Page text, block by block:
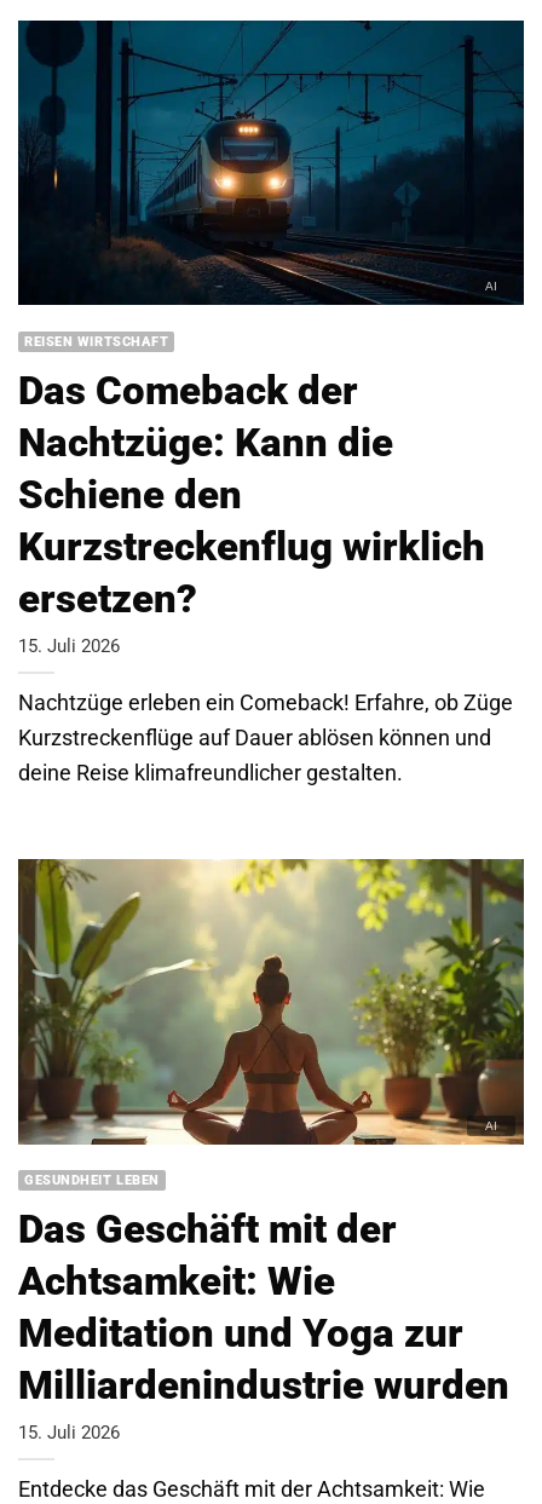
REISEN WIRTSCHAFT
Das Comeback der
Nachtzüge: Kann die
Schiene den
Kurzstreckenflug wirklich
ersetzen?
15. Juli 2026
Nachtzüge erleben ein Comeback! Erfahre, ob Züge
Kurzstreckenflüge auf Dauer ablösen können und
deine Reise klimafreundlicher gestalten.
GESUNDHEIT LEBEN
Das Geschäft mit der
Achtsamkeit: Wie
Meditation und Yoga zur
Milliardenindustrie wurden
15. Juli 2026
Entdecke das Geschäft mit der Achtsamkeit: Wie